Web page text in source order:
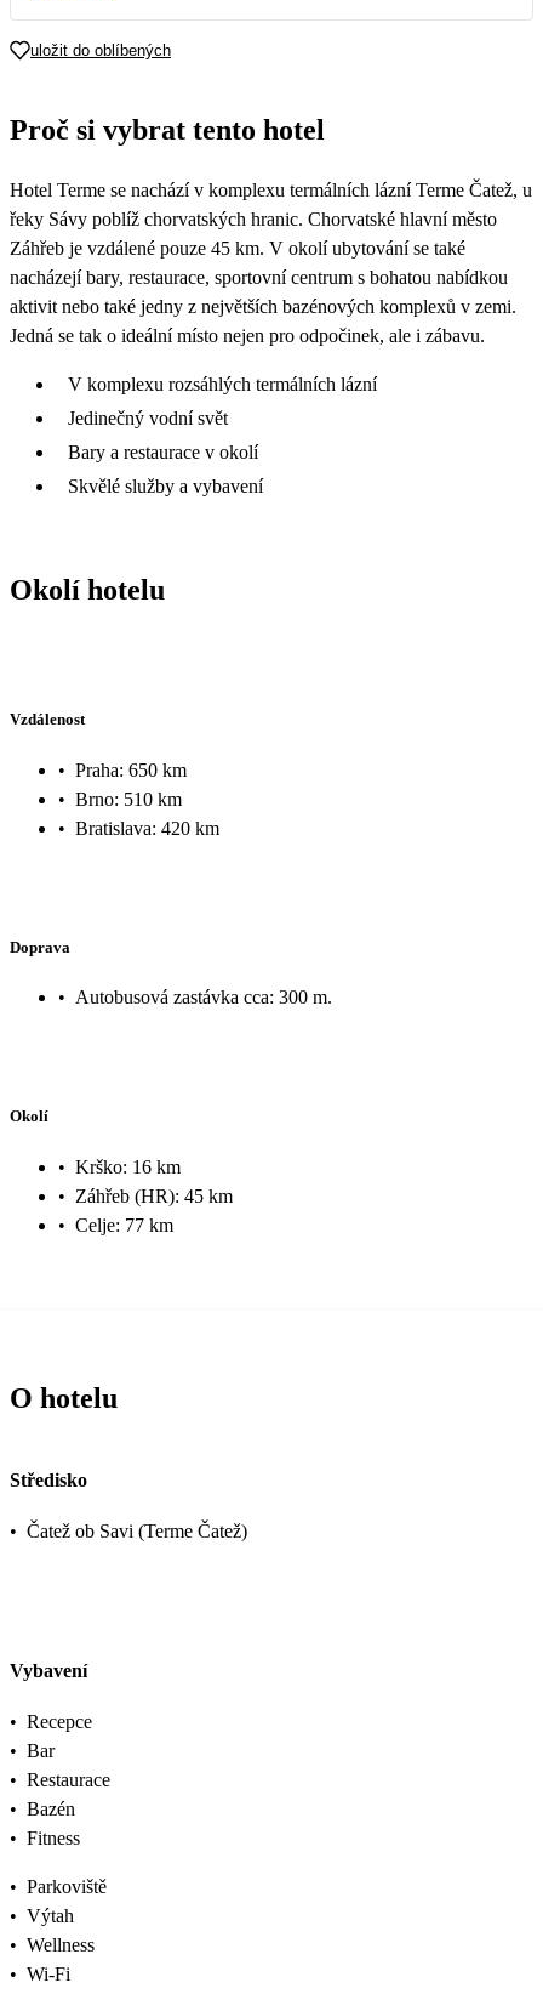
21
4 780
22
4 780
23 24 25 26 27
uložit do oblíbených
Proč si vybrat tento hotel
Hotel Terme se nachází v komplexu termálních lázní Terme Čatež, u
řeky Sávy poblíž chorvatských hranic. Chorvatské hlavní město
Záhřeb je vzdálené pouze 45 km. V okolí ubytování se také
nacházejí bary, restaurace, sportovní centrum s bohatou nabídkou
aktivit nebo také jedny z největších bazénových komplexů v zemi.
Jedná se tak o ideální místo nejen pro odpočinek, ale i zábavu.
V komplexu rozsáhlých termálních lázní
Jedinečný vodní svět
Bary a restaurace v okolí
Skvělé služby a vybavení
Okolí hotelu
Vzdálenost
• Praha: 650 km
• Brno: 510 km
• Bratislava: 420 km
Doprava
• Autobusová zastávka cca: 300 m.
Okolí
• Krško: 16 km
• Záhřeb (HR): 45 km
• Celje: 77 km
O hotelu
Středisko
• Čatež ob Savi (Terme Čatež)
Vybavení
• Recepce
• Bar
• Restaurace
• Bazén
• Fitness
• Parkoviště
• Výtah
• Wellness
• Wi-Fi